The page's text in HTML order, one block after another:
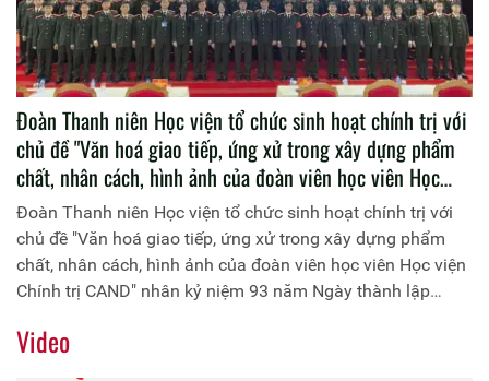
Đoàn Thanh niên Học viện tổ chức sinh hoạt chính trị với
chủ đề "Văn hoá giao tiếp, ứng xử trong xây dựng phẩm
chất, nhân cách, hình ảnh của đoàn viên học viên Học
viện Chính trị CAND" nhân kỷ niệm 93 năm Ngày thành
lập Đoàn TNCS Hồ Chí Minh (26/3/1931 - 26/3/2024)
Đoàn Thanh niên Học viện tổ chức sinh hoạt chính trị với
chủ đề "Văn hoá giao tiếp, ứng xử trong xây dựng phẩm
chất, nhân cách, hình ảnh của đoàn viên học viên Học viện
Chính trị CAND" nhân kỷ niệm 93 năm Ngày thành lập
Video